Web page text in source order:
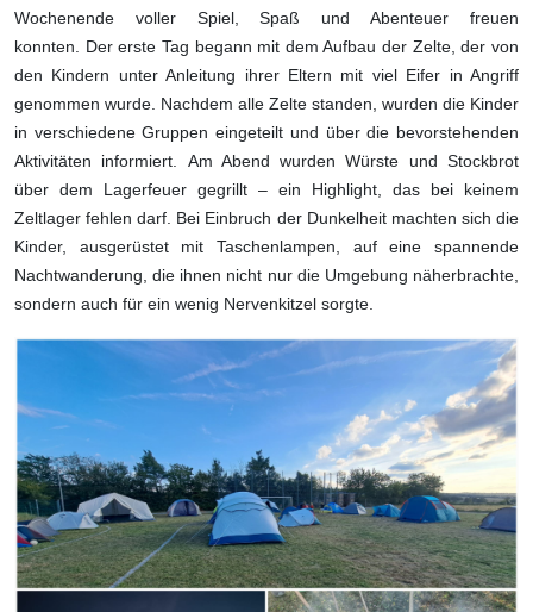
Wochenende voller Spiel, Spaß und Abenteuer freuen
konnten. Der erste Tag begann mit dem Aufbau der Zelte, der von
den Kindern unter Anleitung ihrer Eltern mit viel Eifer in Angriff
genommen wurde. Nachdem alle Zelte standen, wurden die Kinder
in verschiedene Gruppen eingeteilt und über die bevorstehenden
Aktivitäten informiert. Am Abend wurden Würste und Stockbrot
über dem Lagerfeuer gegrillt – ein Highlight, das bei keinem
Zeltlager fehlen darf. Bei Einbruch der Dunkelheit machten sich die
Kinder, ausgerüstet mit Taschenlampen, auf eine spannende
Nachtwanderung, die ihnen nicht nur die Umgebung näherbrachte,
sondern auch für ein wenig Nervenkitzel sorgte.